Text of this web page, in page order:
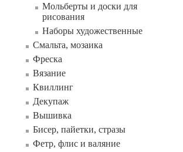
Мольберты и доски для
рисования
Наборы художественные
Смальта, мозаика
Фреска
Вязание
Квиллинг
Декупаж
Вышивка
Бисер, пайетки, стразы
Фетр, флис и валяние